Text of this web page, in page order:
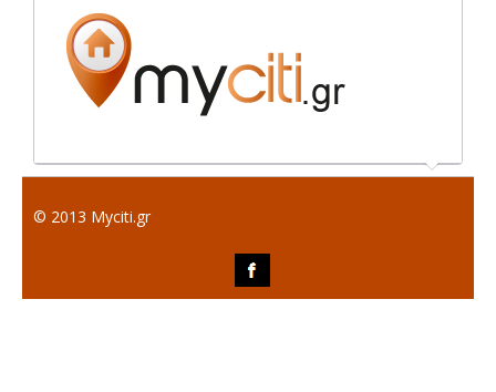
© 2013 Myciti.gr